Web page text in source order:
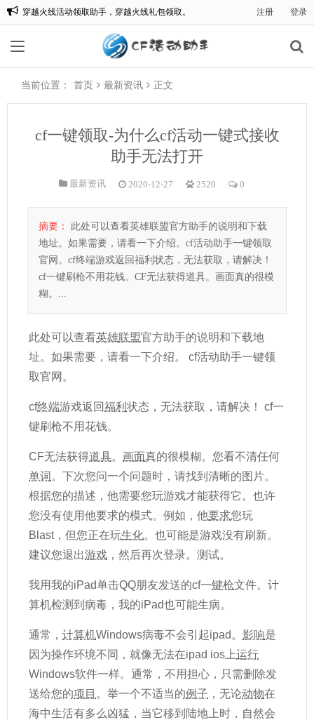
穿越火线活动领取助手，穿越火线礼包领取。
欢迎来到:CF一键领取，CF活动助手一键领取。
注册 登录
当前位置： 首页 最新资讯 正文
cf一键领取-为什么cf活动一键式接收
助手无法打开
最新资讯 2020-12-27 2520 0
摘要：
此处可以查看英雄联盟官方助手的说明和下载
地址。如果需要，请看一下介绍。cf活动助手一键领取
官网。cf终端游戏返回福利状态，无法获取，请解决！
cf一键刷枪不用花钱。CF无法获得道具。画面真的很模
糊。...
此处可以查看英雄联盟官方助手的说明和下载地
址。如果需要，请看一下介绍。 cf活动助手一键领
取官网。
cf终端游戏返回福利 状态，无法获取，请解决！ cf一
键刷枪不用花钱。
CF无法获得道具。 画面真的很模糊。您看不清任何
单词 。下次您问一个问题时，请找到清晰的图片。
根据您的描述，他需要您玩游戏才能获得它。也许
您没有使用他要求的模式。例如，他要求您玩
Blast，但您正在玩生化。也可能是游戏没有刷新。
建议您退出游戏 ，然后再次登录。测试。
我用我的iPad单击QQ朋友发送的cf一键枪文件。计
算机检测到病毒，我的iPad也可能生病。
通常， 计算机Windows病毒不会引起ipad。 影响是
因为操作环境不同，就像无法在ipad ios上运行
Windows软件一样。通常，不用担心，只需删除发
送给您的项目 。举一个不适当的例子 ，无论动物在
海中生活有多么凶猛，当它移到陆地上时，自然会